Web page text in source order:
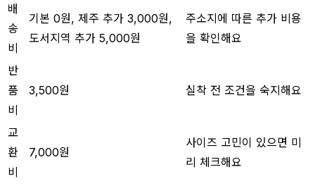
배
송
비
기본 0원, 제주 추가 3,000원,
도서지역 추가 5,000원
주소지에 따른 추가 비용
을 확인해요
반
품
비
3,500원 실착 전 조건을 숙지해요
교
환
비
7,000원
사이즈 고민이 있으면 미
리 체크해요